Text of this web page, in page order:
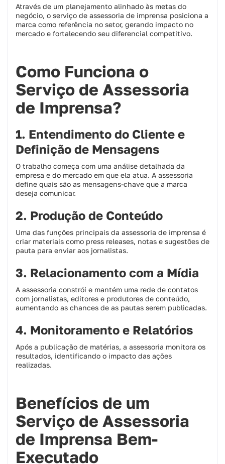
Através de um planejamento alinhado às metas do
negócio, o serviço de assessoria de imprensa posiciona a
marca como referência no setor, gerando impacto no
mercado e fortalecendo seu diferencial competitivo.
Como Funciona o
Serviço de Assessoria
de Imprensa?
1. Entendimento do Cliente e
Definição de Mensagens
O trabalho começa com uma análise detalhada da
empresa e do mercado em que ela atua. A assessoria
define quais são as mensagens-chave que a marca
deseja comunicar.
2. Produção de Conteúdo
Uma das funções principais da assessoria de imprensa é
criar materiais como press releases, notas e sugestões de
pauta para enviar aos jornalistas.
3. Relacionamento com a Mídia
A assessoria constrói e mantém uma rede de contatos
com jornalistas, editores e produtores de conteúdo,
aumentando as chances de as pautas serem publicadas.
4. Monitoramento e Relatórios
Após a publicação de matérias, a assessoria monitora os
resultados, identificando o impacto das ações
realizadas.
Benefícios de um
Serviço de Assessoria
de Imprensa Bem-
Executado